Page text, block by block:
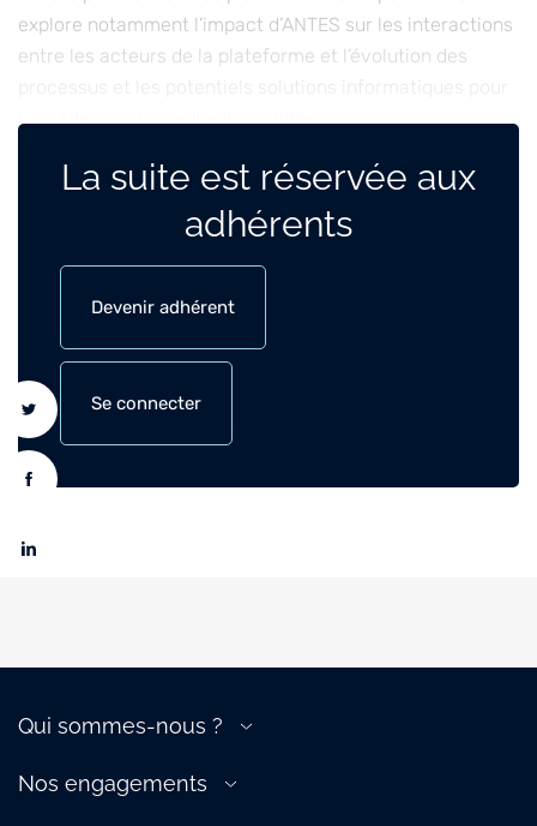
explore notamment l’impact d’ANTES sur les interactions
entre les acteurs de la plateforme et l’évolution des
procéder aux nouvelles formalités.
Retrouvez le replay ci-dessous.
La suite est réservée aux
adhérents
Devenir adhérent
Se connecter
Qui sommes-nous ?
Gouvernance
Nos engagements